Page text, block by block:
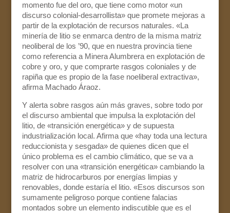
momento fue del oro, que tiene como motor «un
discurso colonial-desarrollista» que promete mejoras a
partir de la explotación de recursos naturales. «La
minería de litio se enmarca dentro de la misma matriz
neoliberal de los ’90, que en nuestra provincia tiene
como referencia a Minera Alumbrera en explotación de
cobre y oro, y que comprarte rasgos coloniales y de
rapiña que es propio de la fase noeliberal extractiva»,
afirma Machado Áraoz.
Y alerta sobre rasgos aún más graves, sobre todo por
el discurso ambiental que impulsa la explotación del
litio, de «transición energética» y de supuesta
industrialización local. Afirma que «hay toda una lectura
reduccionista y sesgada» de quienes dicen que el
único problema es el cambio climático, que se va a
resolver con una «transición energética» cambiando la
matriz de hidrocarburos por energías limpias y
renovables, donde estaría el litio. «Esos discursos son
sumamente peligroso porque contiene falacias
montados sobre un elemento indiscutible que es el